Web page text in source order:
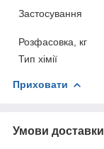
Застосування
Розфасовка, кг
Тип хімії
Приховати
Умови доставки